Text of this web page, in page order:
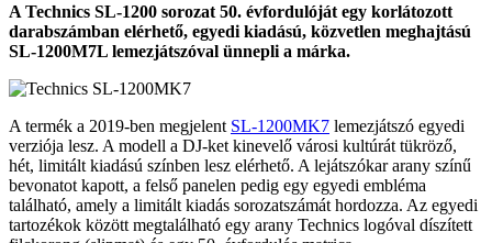
A Technics SL-1200 sorozat 50. évfordulóját egy korlátozott
darabszámban elérhető, egyedi kiadású, közvetlen meghajtású
SL-1200M7L lemezjátszóval ünnepli a márka.
A termék a 2019-ben megjelent SL-1200MK7 lemezjátszó egyedi
verziója lesz. A modell a DJ-ket kinevelő városi kultúrát tükröző,
hét, limitált kiadású színben lesz elérhető. A lejátszókar arany színű
bevonatot kapott, a felső panelen pedig egy egyedi embléma
található, amely a limitált kiadás sorozatszámát hordozza. Az egyedi
tartozékok között megtalálható egy arany Technics logóval díszített